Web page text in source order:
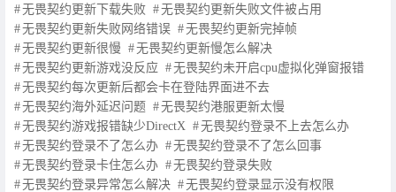
无畏契约更新下载失败
无畏契约更新失败文件被占用
无畏契约更新失败网络错误
无畏契约更新完掉帧
无畏契约更新很慢
无畏契约更新慢怎么解决
无畏契约更新游戏没反应
无畏契约未开启cpu虚拟化弹窗报错
无畏契约每次更新后都会卡在登陆界面进不去
无畏契约海外延迟问题
无畏契约港服更新太慢
无畏契约游戏报错缺少DirectX
无畏契约登录不上去怎么办
无畏契约登录不了怎么办
无畏契约登录不了怎么回事
无畏契约登录卡住怎么办
无畏契约登录失败
无畏契约登录异常怎么解决
无畏契约登录显示没有权限